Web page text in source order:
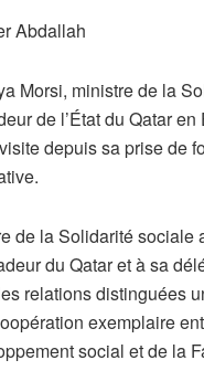
Abdallah
Morsi, ministre de la
de l’État du Qatar
depuis sa prise de
de la Solidarité sociale
du Qatar et à sa
relations distinguées
exemplaire
social et de la